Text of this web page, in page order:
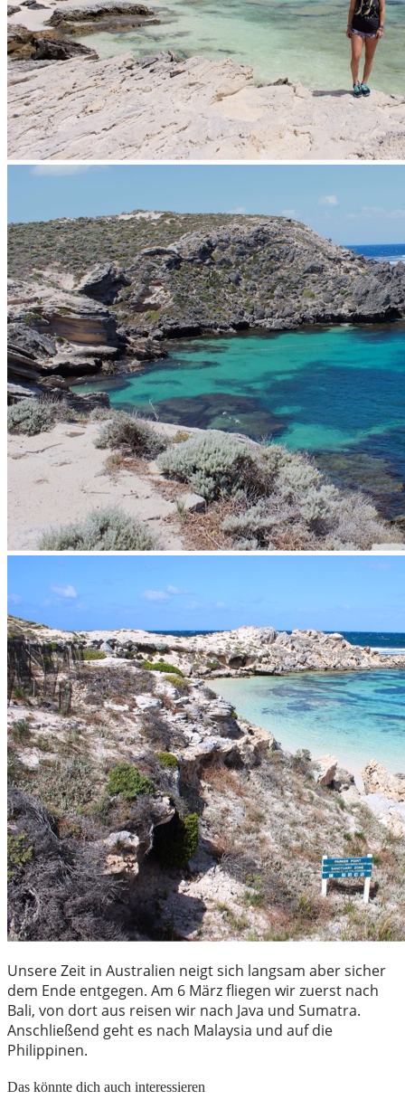
Unsere Zeit in Australien neigt sich langsam aber sicher
dem Ende entgegen. Am 6 März fliegen wir zuerst nach
Bali, von dort aus reisen wir nach Java und Sumatra.
Anschließend geht es nach Malaysia und auf die
Philippinen.
Das könnte dich auch interessieren